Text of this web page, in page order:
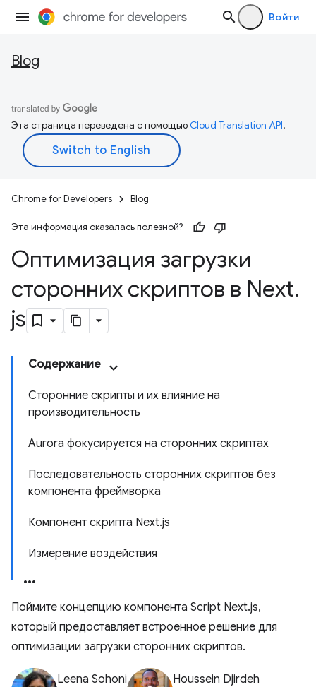
Войти
Blog
Эта страница переведена с помощьюCloud Translation API.
Chrome for Developers Blog
Эта информация оказалась полезной?
Оптимизация загрузки
сторонних скриптов в Next.
js
Содержание
Сторонние скрипты и их влияние на
производительность
Aurora фокусируется на сторонних скриптах
Последовательность сторонних скриптов без
компонента фреймворка
Компонент скрипта Next.js
Измерение воздействия
Поймите концепцию компонента Script Next.js,
который предоставляет встроенное решение для
оптимизации загрузки сторонних скриптов.
Leena Sohoni Houssein Djirdeh